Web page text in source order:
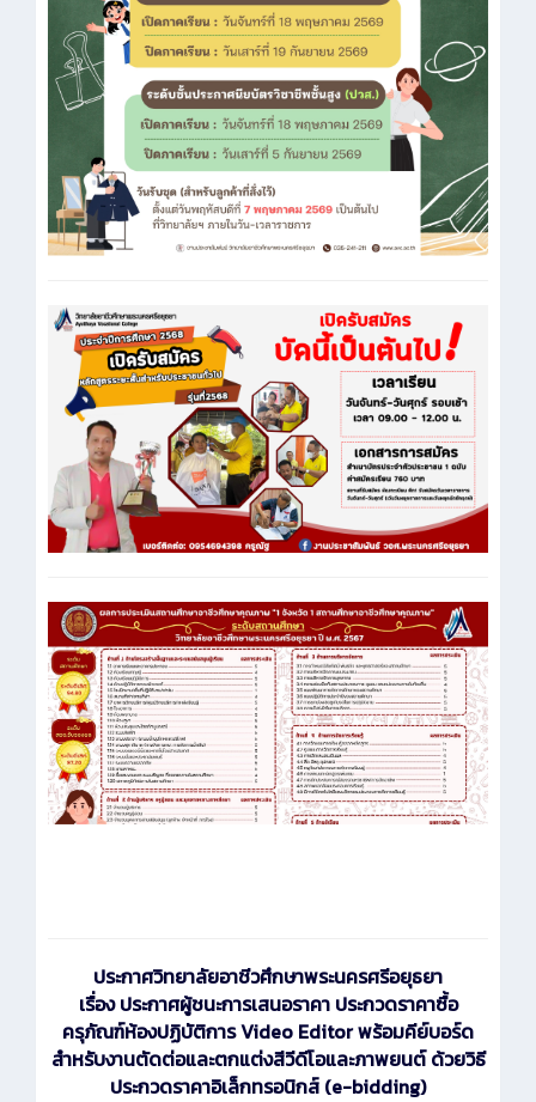
ประกาศวิทยาลัยอาชีวศึกษาพระนครศรีอยุธยา
เรื่อง ประกาศผู้ชนะการเสนอราคา ประกวดราคาซื้อ
ครุภัณฑ์ห้องปฏิบัติการ Video Editor พร้อมคีย์บอร์ด
สำหรับงานตัดต่อและตกแต่งสีวีดีโอและภาพยนต์ ด้วยวิธี
ประกวดราคาอิเล็กทรอนิกส์ (e-bidding)